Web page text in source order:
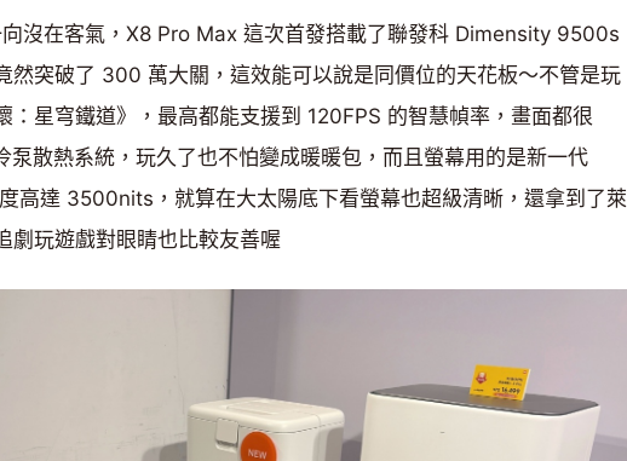
沒在客氣，X8 Pro Max 這次首發搭載了聯發科 Dimensity 9500s
然突破了 300 萬大關，這效能可以說是同價位的天花板～不管是玩
：星穹鐵道》，最高都能支援到 120FPS 的智慧幀率，畫面都很
泵散熱系統，玩久了也不怕變成暖暖包，而且螢幕用的是新一代
高達 3500nits，就算在大太陽底下看螢幕也超級清晰，還拿到了萊
劇玩遊戲對眼睛也比較友善喔